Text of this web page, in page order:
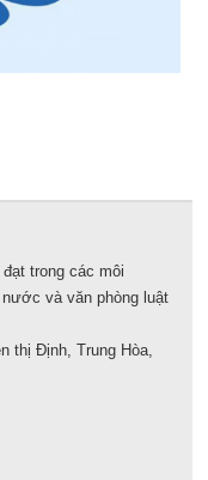
trong các môi
và văn phòng luật
thị Định, Trung Hòa,